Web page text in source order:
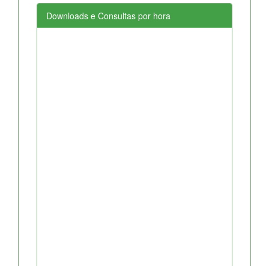
Downloads e Consultas por hora